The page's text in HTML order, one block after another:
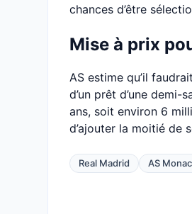
chances d’être
Mise à prix
AS estime qu’il
d’un prêt d’une
ans, soit environ 6
d’ajouter la moitié de
Real Madrid AS